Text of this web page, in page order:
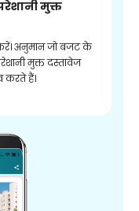
मुक्त
अनुमान जो बजट के
मुक्त दस्तावेज
करते हैं।